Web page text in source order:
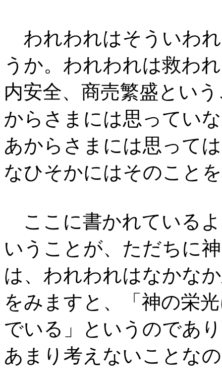
われわれはそういわ
うか。われわれは救わ
内安全、商売繁盛とい
からさまには思ってい
あからさまには思って
なひそかにはそのこと
ここに書かれている
いうことが、ただちに
は、われわれはなかな
をみますと、「神の栄
でいる」というのであ
あまり考えないことな